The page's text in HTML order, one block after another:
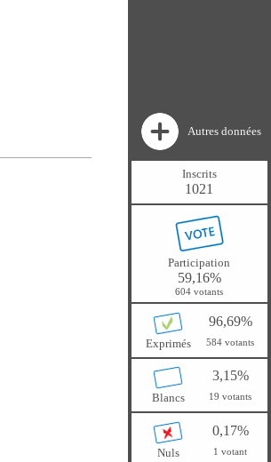
Autres données
Inscrits
1021
Participation
59,16%
604 votants
Exprimés
96,69%
584 votants
Blancs
3,15%
19 votants
Nuls
0,17%
1 votant